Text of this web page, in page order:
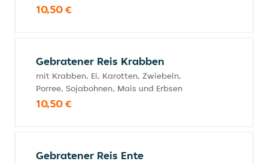
10,50 €
Gebratener Reis Krabben
mit Krabben, Ei, Karotten, Zwiebeln,
Porree, Sojabohnen, Mais und Erbsen
10,50 €
Gebratener Reis Ente